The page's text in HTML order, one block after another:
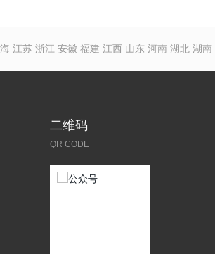
江苏 浙江 安徽 福建 江西 山东 河南 湖北 湖南
二维码
QR CODE